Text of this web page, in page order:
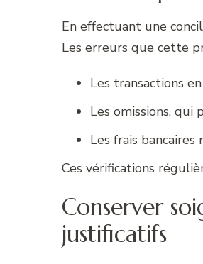
En effectuant une
Les erreurs que cette
Les transactions
Les omissions,
Les frais
Ces vérifications
Conserver
justificatifs